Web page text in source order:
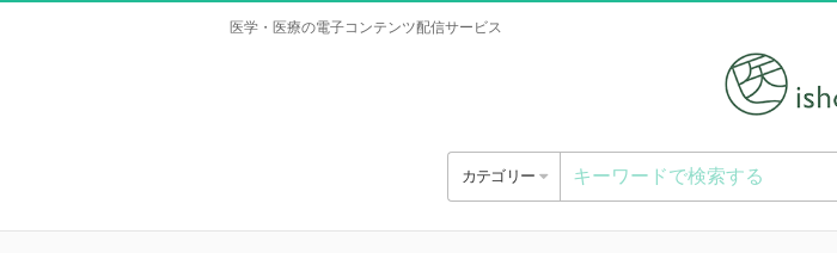
医学・医療の電子コンテンツ配信サービス
カテゴリー